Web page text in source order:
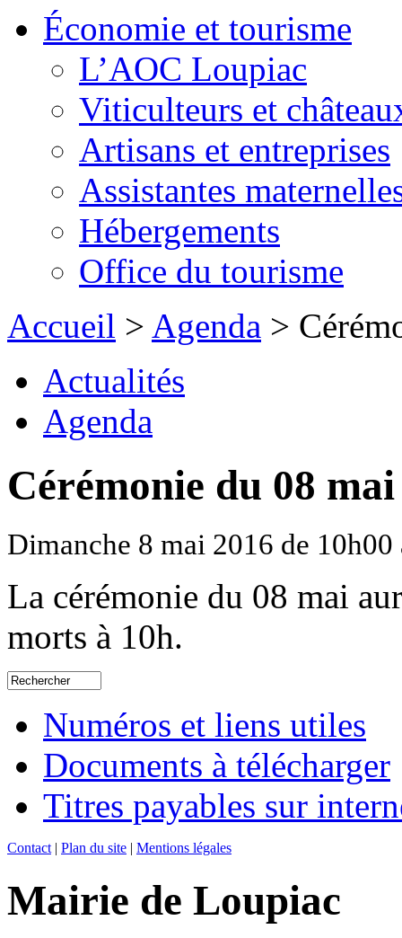
Économie et tourisme
L’AOC Loupiac
Viticulteurs et
Artisans et entreprises
Assistantes
Hébergements
Office du tourisme
Accueil > Agenda >
Actualités
Agenda
Cérémonie du 08 mai
Dimanche 8 mai 2016 de 10h00
La cérémonie du 08 mai
morts à 10h.
Numéros et liens utiles
Documents à télécharger
Titres payables sur
Contact | Plan du site | Mentions légales
Mairie de Loupiac